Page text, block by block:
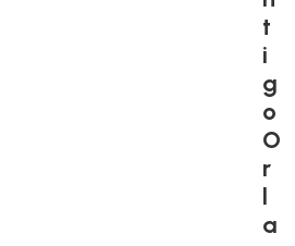
t
i
g
o
O
r
l
a